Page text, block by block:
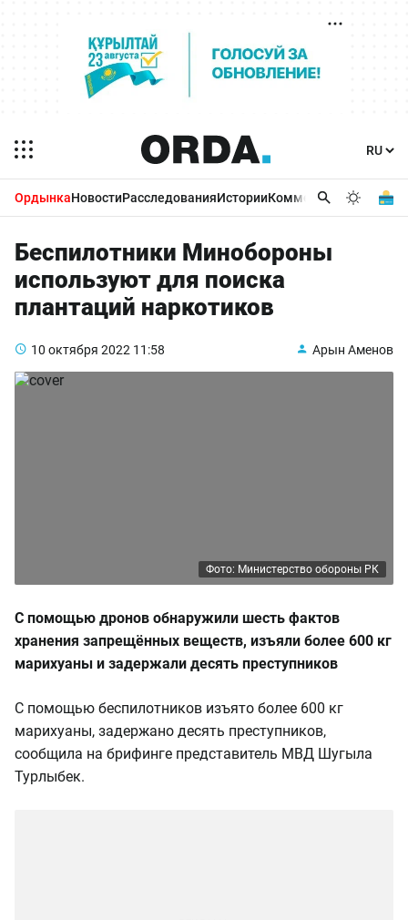
ОрдынкаНовостиРасследованияИсторииКомментарииБизнес
Беспилотники Минобороны
используют для поиска
плантаций наркотиков
10 октября 2022 11:58 Арын Аменов
Фото: Министерство обороны РК
С помощью дронов обнаружили шесть фактов
хранения запрещённых веществ, изъяли более 600 кг
марихуаны и задержали десять преступников
С помощью беспилотников изъято более 600 кг
марихуаны, задержано десять преступников,
сообщила на брифинге представитель МВД Шугыла
Турлыбек.